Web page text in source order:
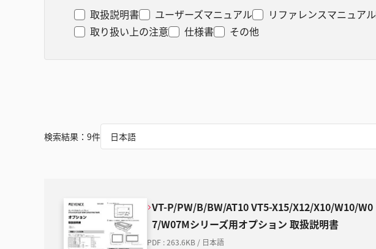
取扱説明書 ユーザーズマニュアル リファレンスマニュアル
取り扱い上の注意
仕様書 その他
検索結果： 9件 日本語
VT-P/PW/B/BW/AT10 VT5-X15/X12/X10/W10/W0
7/W07Mシリーズ用オプション 取扱説明書
PDF :263.6KB / 日本語